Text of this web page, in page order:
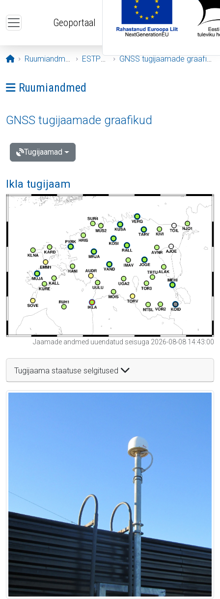
Geoportaal
Avaleht
Ruumiandmed ESTPOS GNSS tugijaamade graafikud
Ava menüü: Ruumiandmed
Ruumiandmed
GNSS tugijaamade graafikud
Tugijaamad
Ikla tugijaam
Jaamade andmed uuendatud seisuga 2026-08-08 14:43:00
Tugijaama staatuse selgitused